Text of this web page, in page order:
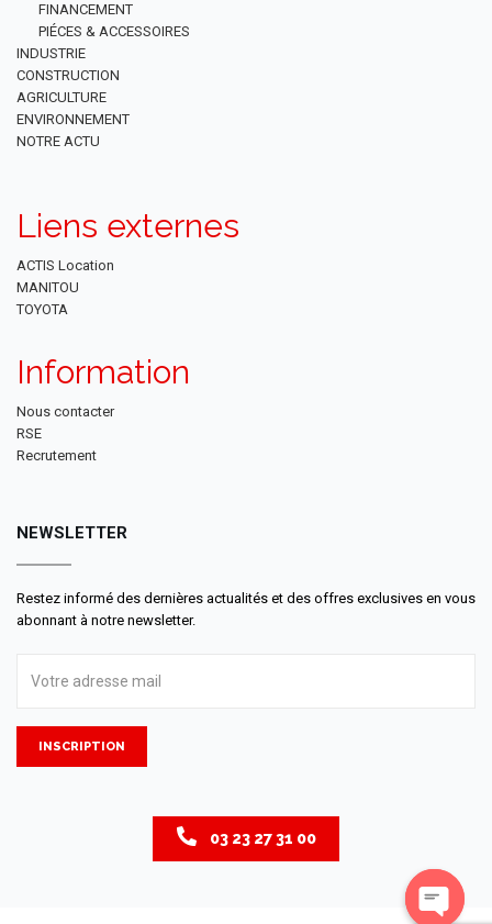
FINANCEMENT
PIÉCES & ACCESSOIRES
INDUSTRIE
CONSTRUCTION
AGRICULTURE
ENVIRONNEMENT
NOTRE ACTU
Liens externes
ACTIS Location
MANITOU
TOYOTA
Information
Nous contacter
RSE
Recrutement
NEWSLETTER
Restez informé des dernières actualités et des offres exclusives en vous
abonnant à notre newsletter.
INSCRIPTION
03 23 27 31 00